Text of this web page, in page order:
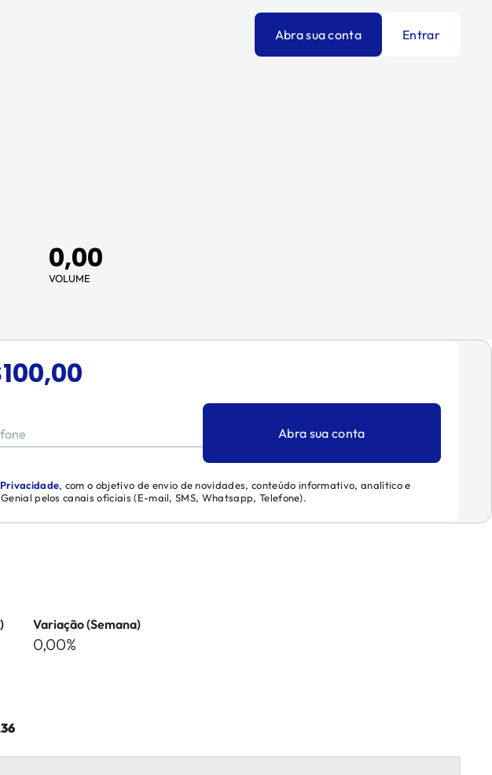
Abra sua conta Entrar
0,00
VOLUME
100,00
Abra sua conta
, com o objetivo de envio de novidades, conteúdo informativo, analítico e
pelos canais oficiais (E-mail, SMS, Whatsapp, Telefone).
Variação (Semana)
0,00%